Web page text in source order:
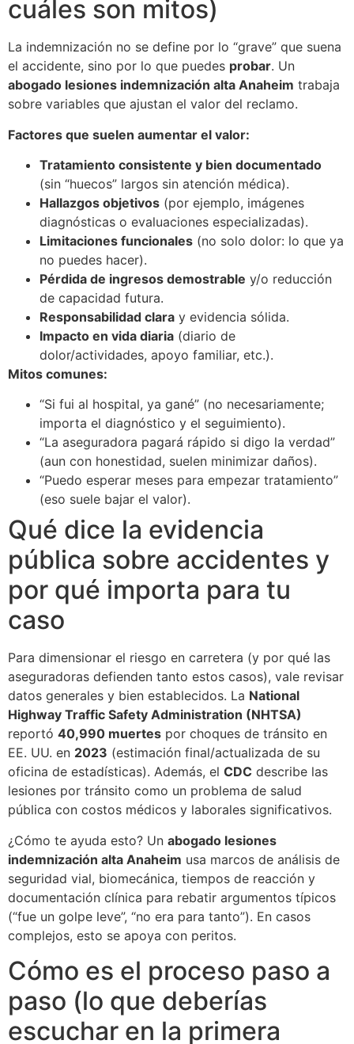
cuáles son mitos)
La indemnización no se define por lo “grave” que suena
el accidente, sino por lo que puedes probar. Un
abogado lesiones indemnización alta Anaheim trabaja
sobre variables que ajustan el valor del reclamo.
Factores que suelen aumentar el valor:
Tratamiento consistente y bien documentado
(sin “huecos” largos sin atención médica).
Hallazgos objetivos (por ejemplo, imágenes
diagnósticas o evaluaciones especializadas).
Limitaciones funcionales (no solo dolor: lo que ya
no puedes hacer).
Pérdida de ingresos demostrable y/o reducción
de capacidad futura.
Responsabilidad clara y evidencia sólida.
Impacto en vida diaria (diario de
dolor/actividades, apoyo familiar, etc.).
Mitos comunes:
“Si fui al hospital, ya gané” (no necesariamente;
importa el diagnóstico y el seguimiento).
“La aseguradora pagará rápido si digo la verdad”
(aun con honestidad, suelen minimizar daños).
“Puedo esperar meses para empezar tratamiento”
(eso suele bajar el valor).
Qué dice la evidencia
pública sobre accidentes y
por qué importa para tu
caso
Para dimensionar el riesgo en carretera (y por qué las
aseguradoras defienden tanto estos casos), vale revisar
datos generales y bien establecidos. La National
Highway Traffic Safety Administration (NHTSA)
reportó 40,990 muertes por choques de tránsito en
EE. UU. en 2023 (estimación final/actualizada de su
oficina de estadísticas). Además, el CDC describe las
lesiones por tránsito como un problema de salud
pública con costos médicos y laborales significativos.
¿Cómo te ayuda esto? Un abogado lesiones
indemnización alta Anaheim usa marcos de análisis de
seguridad vial, biomecánica, tiempos de reacción y
documentación clínica para rebatir argumentos típicos
(“fue un golpe leve”, “no era para tanto”). En casos
complejos, esto se apoya con peritos.
Cómo es el proceso paso a
paso (lo que deberías
escuchar en la primera